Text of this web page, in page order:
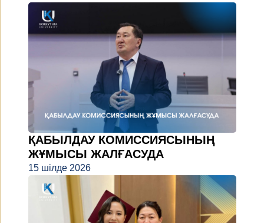
ҚАБЫЛДАУ КОМИССИЯСЫНЫҢ
ЖҰМЫСЫ ЖАЛҒАСУДА
15 шілде 2026